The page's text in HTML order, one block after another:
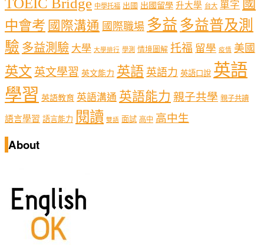
中學托福 出國 出國留學 升大學 台大 單字 國
中會考 國際溝通 國際職場 多益 多益普及測
驗 多益測驗 大學 大學排行 學測 情境圖解 托福 留學 疫情 美國
英文 英文學習 英文能力 英語 英語力 英語口說 英語
學習 英語教育 英語溝通 英語能力 親子共學 親子共讀
語言學習 語言能力 閱讀 雙語 面試 高中 高中生
About